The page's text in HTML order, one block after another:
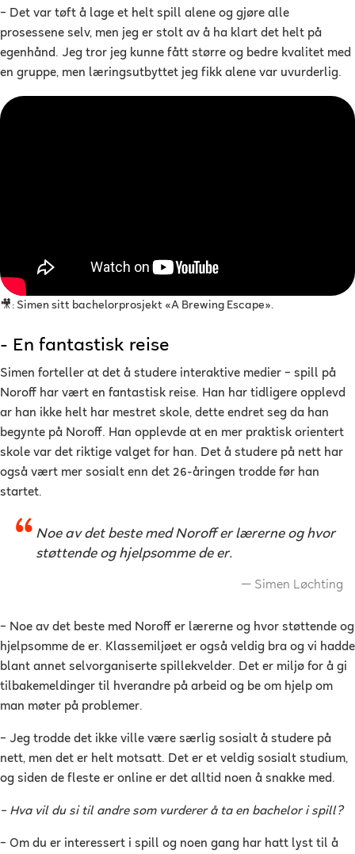
– Det var tøft å lage et helt spill alene og gjøre alle
prosessene selv, men jeg er stolt av å ha klart det helt på
egenhånd. Jeg tror jeg kunne fått større og bedre kvalitet med
en gruppe, men læringsutbyttet jeg fikk alene var uvurderlig.
🎥: Simen sitt bachelorprosjekt «A Brewing Escape».
- En fantastisk reise
Simen forteller at det å studere interaktive medier – spill på
Noroff har vært en fantastisk reise. Han har tidligere opplevd
ar han ikke helt har mestret skole, dette endret seg da han
begynte på Noroff. Han opplevde at en mer praktisk orientert
skole var det riktige valget for han. Det å studere på nett har
også vært mer sosialt enn det 26-åringen trodde før han
startet.
Noe av det beste med Noroff er lærerne og hvor
støttende og hjelpsomme de er.
Simen Løchting
– Noe av det beste med Noroff er lærerne og hvor støttende og
hjelpsomme de er. Klassemiljøet er også veldig bra og vi hadde
blant annet selvorganiserte spillekvelder. Det er miljø for å gi
tilbakemeldinger til hverandre på arbeid og be om hjelp om
man møter på problemer.
– Jeg trodde det ikke ville være særlig sosialt å studere på
nett, men det er helt motsatt. Det er et veldig sosialt studium,
og siden de fleste er online er det alltid noen å snakke med.
– Hva vil du si til andre som vurderer å ta en bachelor i spill?
– Om du er interessert i spill og noen gang har hatt lyst til å